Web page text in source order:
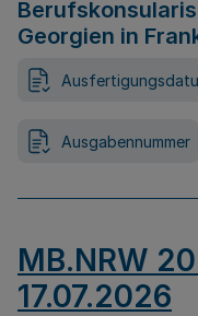
Georgien in
Ausgabennummer
MB.NRW
17.07.2026